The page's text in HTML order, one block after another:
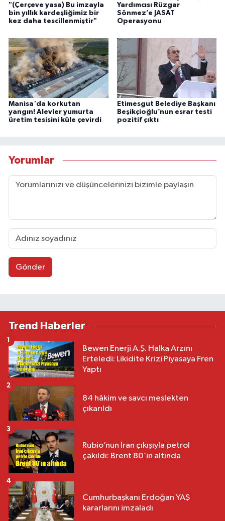
"(Çerçeve yasa) Bu imzayla
bin yıllık kardeşliğimiz bir
kez daha tescillenmiştir"
Yardımcısı Rüzgar
Sönmez’e JASAT
Operasyonu
Manisa'da korkutan
yangın! Alevler yumurta
üretim tesisini küle çevirdi
Etimesgut Belediye Başkanı
Beşikçioğlu’nun esrar testi
pozitif çıktı
Yorumlar
Gönder
Trend Haberler
Bewen Enerji A.Ş. Halka Arzını
Erteledi: Likidite Krizi Piyasaya Fren
Yaptı
1
84 hâkim ve savcı meslekten
çıkarıldı
2
Rubio’nun İran çıkışıyla petrol
çakıldı: Brent 80’in altında
3
Cumhurbaşkanı Erdoğan YAŞ
kararlarını imzaladı
4